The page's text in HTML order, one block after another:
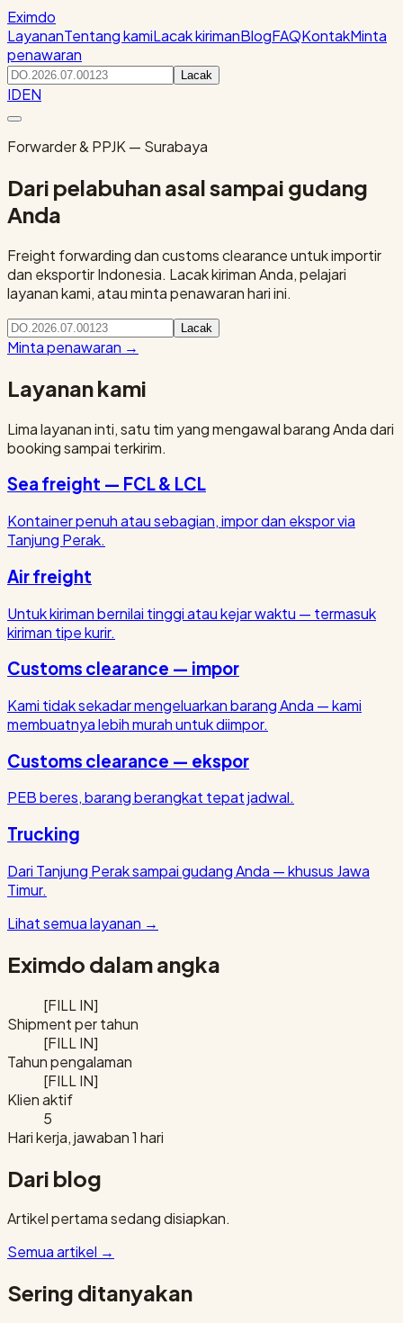
Eximdo
LayananTentang kamiLacak kirimanBlogFAQKontakMinta
penawaran
Lacak
IDEN
Forwarder & PPJK — Surabaya
Dari pelabuhan asal sampai gudang
Anda
Freight forwarding dan customs clearance untuk importir
dan eksportir Indonesia. Lacak kiriman Anda, pelajari
layanan kami, atau minta penawaran hari ini.
Lacak
Minta penawaran →
Layanan kami
Lima layanan inti, satu tim yang mengawal barang Anda dari
booking sampai terkirim.
Sea freight — FCL & LCL
Kontainer penuh atau sebagian, impor dan ekspor via
Tanjung Perak.
Air freight
Untuk kiriman bernilai tinggi atau kejar waktu — termasuk
kiriman tipe kurir.
Customs clearance — impor
Kami tidak sekadar mengeluarkan barang Anda — kami
membuatnya lebih murah untuk diimpor.
Customs clearance — ekspor
PEB beres, barang berangkat tepat jadwal.
Trucking
Dari Tanjung Perak sampai gudang Anda — khusus Jawa
Timur.
Lihat semua layanan →
Eximdo dalam angka
[FILL IN]
Shipment per tahun
[FILL IN]
Tahun pengalaman
[FILL IN]
Klien aktif
5
Hari kerja, jawaban 1 hari
Dari blog
Artikel pertama sedang disiapkan.
Semua artikel →
Sering ditanyakan